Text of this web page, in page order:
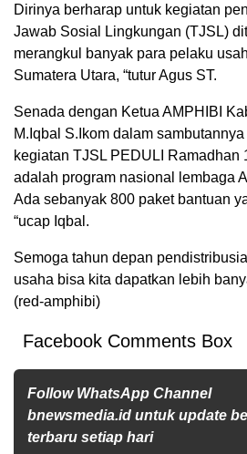
Dirinya berharap untuk kegiatan
Jawab Sosial Lingkungan (TJSL)
merangkul banyak para pelaku
Sumatera Utara, “tutur Agus ST.
Senada dengan Ketua AMPHIBI
M.Iqbal S.Ikom dalam
kegiatan TJSL PEDULI Ramadhan
adalah program nasional lembaga
Ada sebanyak 800 paket bantuan
“ucap Iqbal.
Semoga tahun depan
usaha bisa kita dapatkan lebih
(red-amphibi)
Facebook Comments Box
Follow WhatsApp Channel
bnewsmedia.id untuk update
terbaru setiap hari